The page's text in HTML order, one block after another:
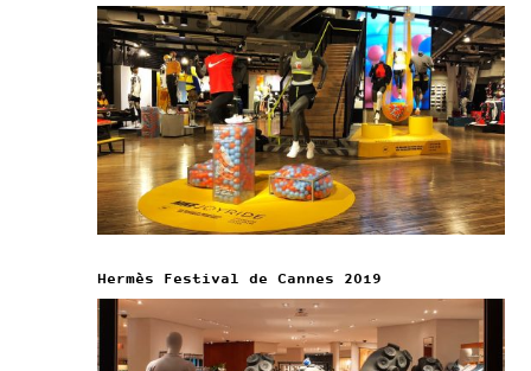
Hermès Festival de Cannes 2019